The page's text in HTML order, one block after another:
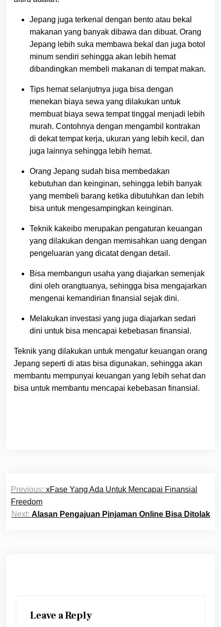
Jepang juga terkenal dengan bento atau bekal
makanan yang banyak dibawa dan dibuat. Orang
Jepang lebih suka membawa bekal dan juga botol
minum sendiri sehingga akan lebih hemat
dibandingkan membeli makanan di tempat makan.
Tips hemat selanjutnya juga bisa dengan
menekan biaya sewa yang dilakukan untuk
membuat biaya sewa tempat tinggal menjadi lebih
murah. Contohnya dengan mengambil kontrakan
di dekat tempat kerja, ukuran yang lebih kecil, dan
juga lainnya sehingga lebih hemat.
Orang Jepang sudah bisa membedakan
kebutuhan dan keinginan, sehingga lebih banyak
yang membeli barang ketika dibutuhkan dan lebih
bisa untuk mengesampingkan keinginan.
Teknik kakeibo merupakan pengaturan keuangan
yang dilakukan dengan memisahkan uang dengan
pengeluaran yang dicatat dengan detail.
Bisa membangun usaha yang diajarkan semenjak
dini oleh orangtuanya, sehingga bisa mengajarkan
mengenai kemandirian finansial sejak dini.
Melakukan investasi yang juga diajarkan sedari
dini untuk bisa mencapai kebebasan finansial.
Teknik yang dilakukan untuk mengatur keuangan orang
Jepang seperti di atas bisa digunakan, sehingga akan
membantu mempunyai keuangan yang lebih sehat dan
bisa untuk membantu mencapai kebebasan finansial.
navigation
Previous: xFase Yang Ada Untuk Mencapai Finansial
Freedom
Next: Alasan Pengajuan Pinjaman Online Bisa Ditolak
Leave a Reply